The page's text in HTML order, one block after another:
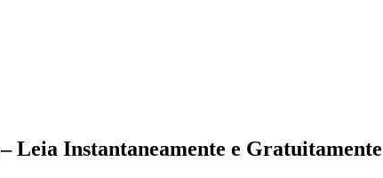
Leia Instantaneamente e Gratuitamente